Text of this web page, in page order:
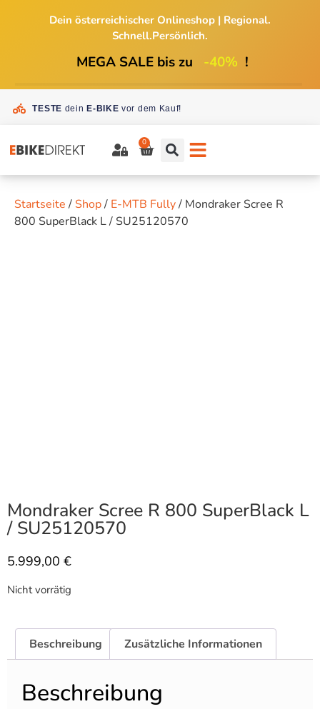
Dein österreichischer Onlineshop | Regional.
Schnell.Persönlich.
MEGA SALE bis zu -40% !
TESTE deinE-BIKE vor dem Kauf!
0
Startseite /Shop/ E-MTB Fully/ Mondraker Scree R
800 SuperBlack L / SU25120570
Mondraker Scree R 800 SuperBlack L
/ SU25120570
5.999,00 €
Nicht vorrätig
Beschreibung Zusätzliche Informationen
Beschreibung